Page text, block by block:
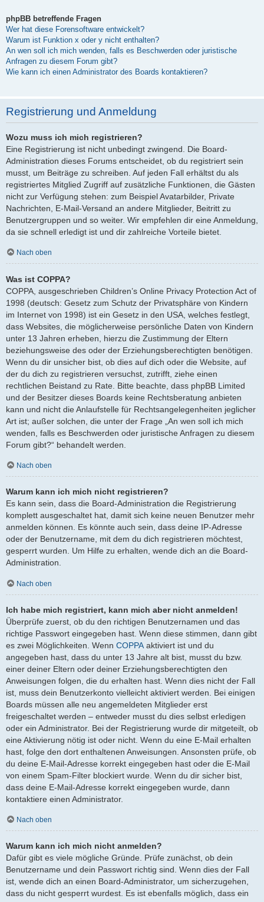
phpBB betreffende Fragen
Wer hat diese Forensoftware entwickelt?
Warum ist Funktion x oder y nicht enthalten?
An wen soll ich mich wenden, falls es Beschwerden oder juristische
Anfragen zu diesem Forum gibt?
Wie kann ich einen Administrator des Boards kontaktieren?
Registrierung und Anmeldung
Wozu muss ich mich registrieren?
Eine Registrierung ist nicht unbedingt zwingend. Die Board-
Administration dieses Forums entscheidet, ob du registriert sein
musst, um Beiträge zu schreiben. Auf jeden Fall erhältst du als
registriertes Mitglied Zugriff auf zusätzliche Funktionen, die Gästen
nicht zur Verfügung stehen: zum Beispiel Avatarbilder, Private
Nachrichten, E-Mail-Versand an andere Mitglieder, Beitritt zu
Benutzergruppen und so weiter. Wir empfehlen dir eine Anmeldung,
da sie schnell erledigt ist und dir zahlreiche Vorteile bietet.
Nach oben
Was ist COPPA?
COPPA, ausgeschrieben Children’s Online Privacy Protection Act of
1998 (deutsch: Gesetz zum Schutz der Privatsphäre von Kindern
im Internet von 1998) ist ein Gesetz in den USA, welches festlegt,
dass Websites, die möglicherweise persönliche Daten von Kindern
unter 13 Jahren erheben, hierzu die Zustimmung der Eltern
beziehungsweise des oder der Erziehungsberechtigten benötigen.
Wenn du dir unsicher bist, ob dies auf dich oder die Website, auf
der du dich zu registrieren versuchst, zutrifft, ziehe einen
rechtlichen Beistand zu Rate. Bitte beachte, dass phpBB Limited
und der Besitzer dieses Boards keine Rechtsberatung anbieten
kann und nicht die Anlaufstelle für Rechtsangelegenheiten jeglicher
Art ist; außer solchen, die unter der Frage „An wen soll ich mich
wenden, falls es Beschwerden oder juristische Anfragen zu diesem
Forum gibt?“ behandelt werden.
Nach oben
Warum kann ich mich nicht registrieren?
Es kann sein, dass die Board-Administration die Registrierung
komplett ausgeschaltet hat, damit sich keine neuen Benutzer mehr
anmelden können. Es könnte auch sein, dass deine IP-Adresse
oder der Benutzername, mit dem du dich registrieren möchtest,
gesperrt wurden. Um Hilfe zu erhalten, wende dich an die Board-
Administration.
Nach oben
Ich habe mich registriert, kann mich aber nicht anmelden!
Überprüfe zuerst, ob du den richtigen Benutzernamen und das
richtige Passwort eingegeben hast. Wenn diese stimmen, dann gibt
es zwei Möglichkeiten. Wenn COPPA aktiviert ist und du
angegeben hast, dass du unter 13 Jahre alt bist, musst du bzw.
einer deiner Eltern oder deiner Erziehungsberechtigten den
Anweisungen folgen, die du erhalten hast. Wenn dies nicht der Fall
ist, muss dein Benutzerkonto vielleicht aktiviert werden. Bei einigen
Boards müssen alle neu angemeldeten Mitglieder erst
freigeschaltet werden – entweder musst du dies selbst erledigen
oder ein Administrator. Bei der Registrierung wurde dir mitgeteilt, ob
eine Aktivierung nötig ist oder nicht. Wenn du eine E-Mail erhalten
hast, folge den dort enthaltenen Anweisungen. Ansonsten prüfe, ob
du deine E-Mail-Adresse korrekt eingegeben hast oder die E-Mail
von einem Spam-Filter blockiert wurde. Wenn du dir sicher bist,
dass deine E-Mail-Adresse korrekt eingegeben wurde, dann
kontaktiere einen Administrator.
Nach oben
Warum kann ich mich nicht anmelden?
Dafür gibt es viele mögliche Gründe. Prüfe zunächst, ob dein
Benutzername und dein Passwort richtig sind. Wenn dies der Fall
ist, wende dich an einen Board-Administrator, um sicherzugehen,
dass du nicht gesperrt wurdest. Es ist ebenfalls möglich, dass ein